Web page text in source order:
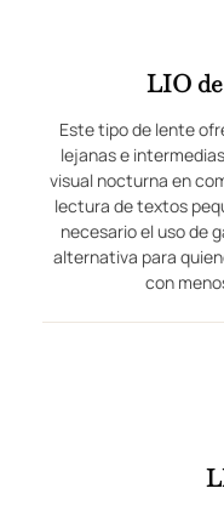
LIO
Este tipo de lente
lejanas e
visual nocturna en
lectura de textos
necesario el uso de
alternativa para
con